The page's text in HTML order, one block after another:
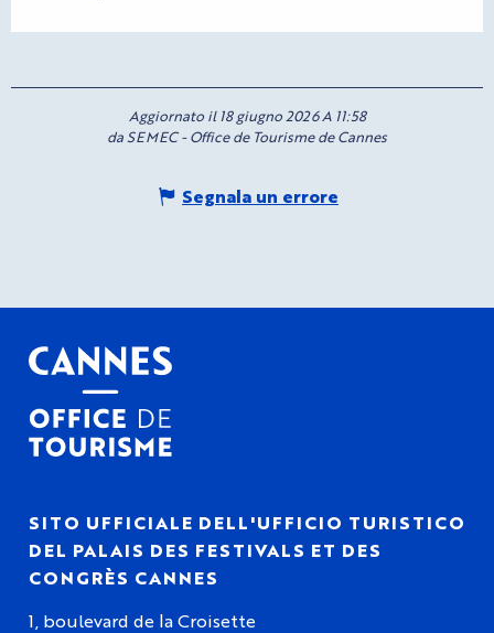
Aggiornato il 18 giugno 2026 A 11:58
da SEMEC - Office de Tourisme de Cannes
Segnala un errore
SITO UFFICIALE DELL'UFFICIO TURISTICO
DEL PALAIS DES FESTIVALS ET DES
CONGRÈS CANNES
1, boulevard de la Croisette